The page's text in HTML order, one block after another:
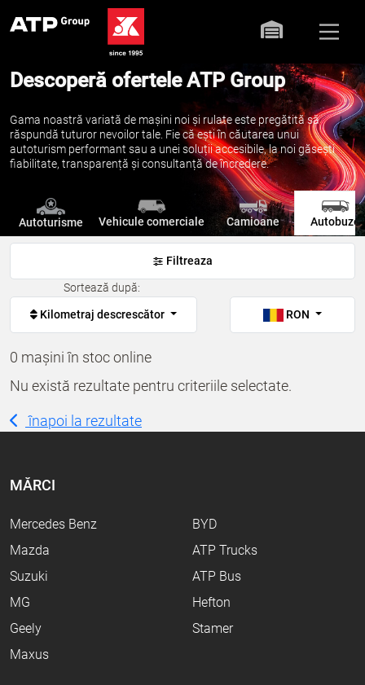
Descoperă ofertele ATP Group
Gama noastră variată de mașini noi și rulate este pregătită să
răspundă tuturor nevoilor tale. Fie că ești în căutarea unui
autoturism performant sau a unei soluții accesibile, la noi găsești
fiabilitate, transparență și consultanță de încredere.
Autoturisme Vehicule comerciale Camioane Autobuze
Filtreaza
Sortează după:
Kilometraj descrescător RON
0 mașini în stoc online
Nu există rezultate pentru criteriile selectate.
înapoi la rezultate
MĂRCI
Mercedes Benz
Mazda
Suzuki
MG
Geely
Maxus
BYD
ATP Trucks
ATP Bus
Hefton
Stamer